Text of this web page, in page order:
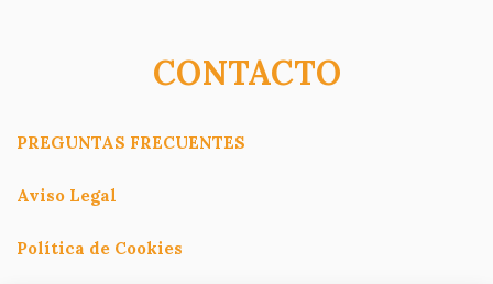
CONTACTO
PREGUNTAS FRECUENTES
Aviso Legal
Política de Cookies